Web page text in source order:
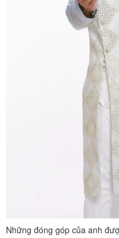
Những đóng góp của anh